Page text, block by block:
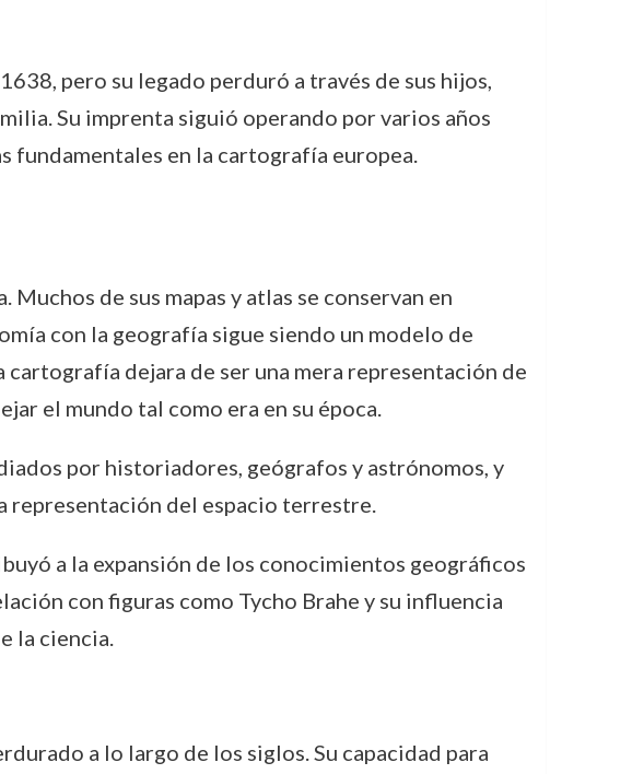
pero su legado perduró a través de sus hijos,
Su imprenta siguió operando por varios años
fundamentales en la cartografía europea.
de sus mapas y atlas se conservan en
con la geografía sigue siendo un modelo de
dejara de ser una mera representación de
el mundo tal como era en su época.
por historiadores, geógrafos y astrónomos, y
representación del espacio terrestre.
a la expansión de los conocimientos geográficos
con figuras como Tycho Brahe y su influencia
la ciencia.
a lo largo de los siglos. Su capacidad para